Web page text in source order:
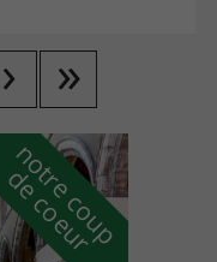
n
o
t
r
e
c
o
u
p
d
e
c
o
e
u
r